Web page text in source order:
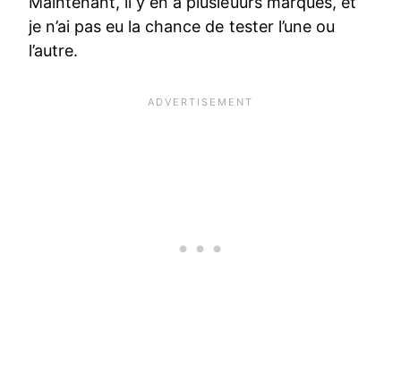
je n’ai pas eu la chance de tester l’une ou
l’autre.